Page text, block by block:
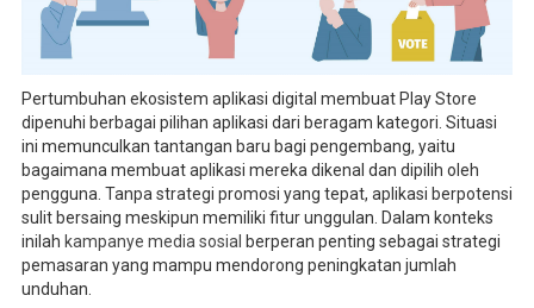
Pertumbuhan ekosistem aplikasi digital membuat Play Store
dipenuhi berbagai pilihan aplikasi dari beragam kategori. Situasi
ini memunculkan tantangan baru bagi pengembang, yaitu
bagaimana membuat aplikasi mereka dikenal dan dipilih oleh
pengguna. Tanpa strategi promosi yang tepat, aplikasi berpotensi
sulit bersaing meskipun memiliki fitur unggulan. Dalam konteks
inilah kampanye media sosial berperan penting sebagai strategi
pemasaran yang mampu mendorong peningkatan jumlah
unduhan.